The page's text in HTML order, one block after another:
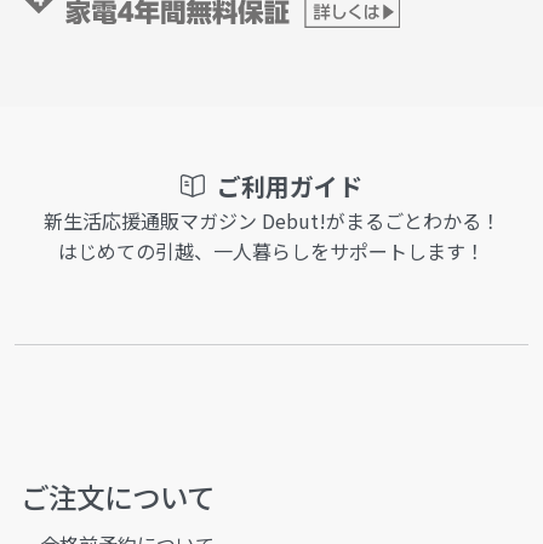
ご利用ガイド
新生活応援通販マガジン Debut!がまるごとわかる！
はじめての引越、一人暮らしをサポートします！
ご注文について